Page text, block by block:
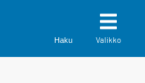
Haku Valikko